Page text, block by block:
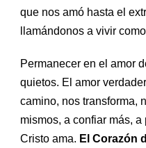
que nos amó hasta el
llamándonos a vivir
Permanecer en el amor
quietos. El amor
camino, nos transforma,
mismos, a confiar más,
Cristo ama. El Corazón